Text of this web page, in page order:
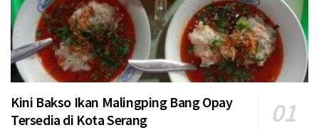
Kini Bakso Ikan Malingping Bang Opay
Tersedia di Kota Serang